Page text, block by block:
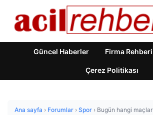
Güncel Haberler Firma Rehberi
Çerez Politikası
Ana sayfa › Forumlar › Spor › Bugün hangi